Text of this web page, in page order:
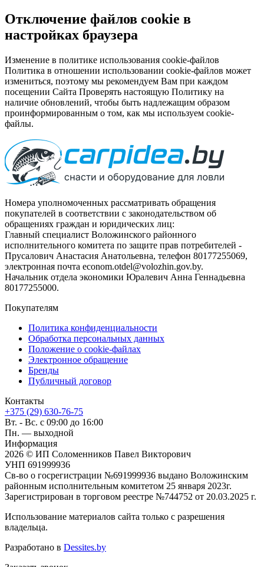
Отключение файлов cookie в
настройках браузера
Изменение в политике использования cookie-файлов
Политика в отношении использовании cookie-файлов может
измениться, поэтому мы рекомендуем Вам при каждом
посещении Сайта Проверять настоящую Политику на
наличие обновлений, чтобы быть надлежащим образом
проинформированным о том, как мы используем cookie-
файлы.
Номера уполномоченных рассматривать обращения
покупателей в соответствии с законодательством об
обращениях граждан и юридических лиц:
Главный специалист Воложинского районного
исполнительного комитета по защите прав потребителей -
Прусалович Анастасия Анатольевна, телефон 80177255069,
электронная почта econom.otdel@volozhin.gov.by.
Начальник отдела экономики Юралевич Анна Геннадьевна
80177255000.
Покупателям
Политика конфиденциальности
Обработка персональных данных
Положение о cookie-файлах
Электронное обращение
Бренды
Публичный договор
Контакты
+375 (29) 630-76-75
Вт. - Вс. с 09:00 до 16:00
Пн. — выходной
Информация
2026 © ИП Соломенников Павел Викторович
УНП 691999936
Св-во о госрегистрации №691999936 выдано Воложинским
районным исполнительным комитетом 25 января 2023г.
Зарегистрирован в торговом реестре №744752 от 20.03.2025 г.
Использование материалов сайта только с разрешения
владельца.
Разработано в Dessites.by